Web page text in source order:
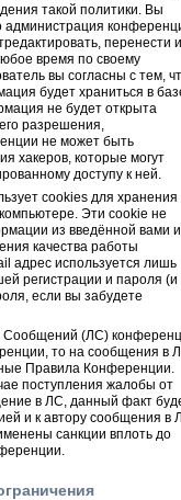
такой политики. Вы
администрация
перенести
время по своему
вы согласны с тем,
будет храниться в
не будет открыта
разрешения,
не может быть
хакеров, которые могут
доступу к ней.
cookies для хранения
Эти cookie не
из введённой вами и
качества работы
адрес используется лишь
регистрации и пароля (и
если вы забудете
Сообщений (ЛС)
то на сообщения в
Правила Конференции.
поступления жалобы от
в ЛС, данный факт
и к автору сообщения в
санкции вплоть до